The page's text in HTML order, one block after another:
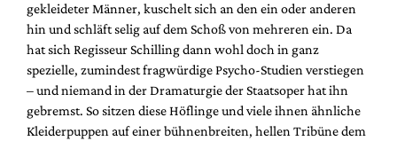
gekleideter Männer, kuschelt sich an den ein oder anderen
hin und schläft selig auf dem Schoß von mehreren ein. Da
hat sich Regisseur Schilling dann wohl doch in ganz
spezielle, zumindest fragwürdige Psycho-Studien verstiegen
– und niemand in der Dramaturgie der Staatsoper hat ihn
gebremst. So sitzen diese Höflinge und viele ihnen ähnliche
Kleiderpuppen auf einer bühnenbreiten, hellen Tribüne dem